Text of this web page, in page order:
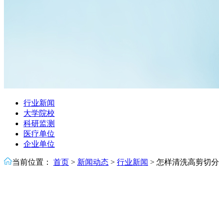
行业新闻
大学院校
科研监测
医疗单位
企业单位
当前位置： 首页 > 新闻动态 > 行业新闻 > 怎样清洗高剪切